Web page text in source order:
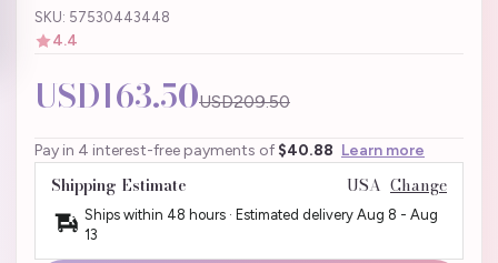
SKU: 57530443448
4.4
USD163.50USD209.50
Pay in 4 interest-free payments of $40.88 Learn more
Shipping Estimate USA Change
Ships within 48 hours · Estimated delivery Aug 8 - Aug
13